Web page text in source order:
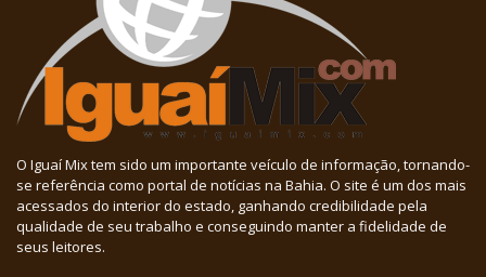
O Iguaí Mix tem sido um importante veículo de informação, tornando-
se referência como portal de notícias na Bahia. O site é um dos mais
acessados do interior do estado, ganhando credibilidade pela
qualidade de seu trabalho e conseguindo manter a fidelidade de
seus leitores.